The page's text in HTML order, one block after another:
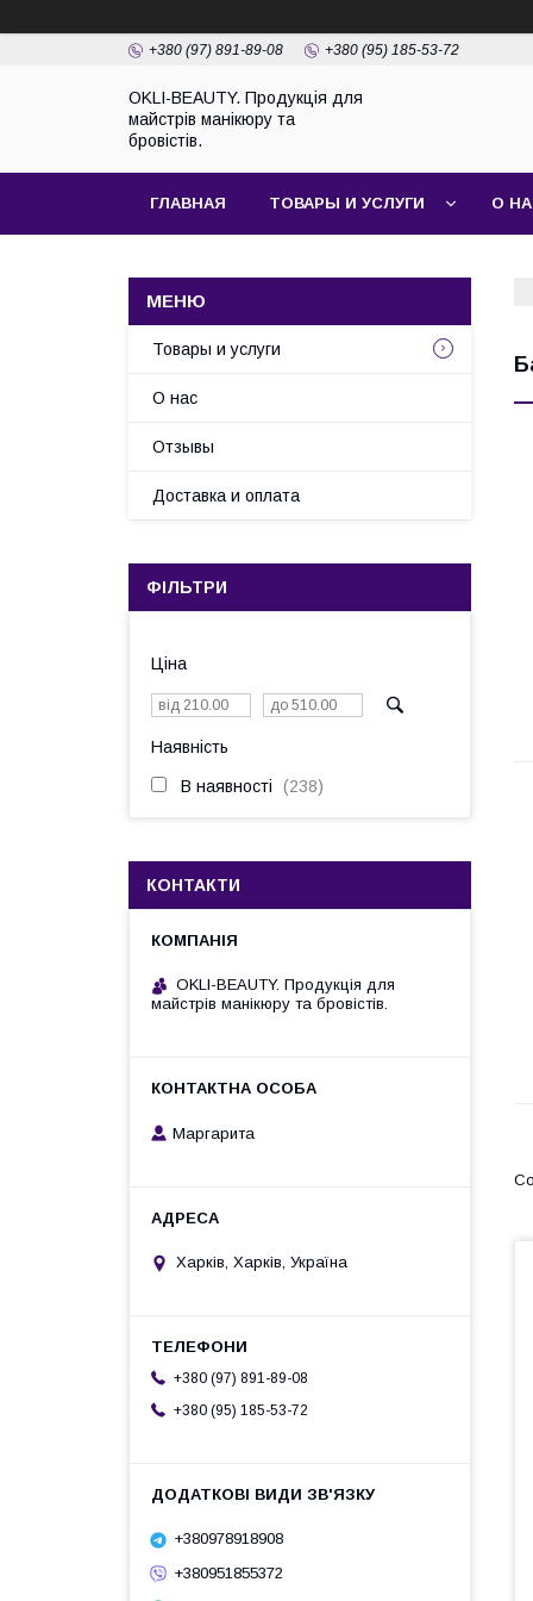
+380 (97) 891-89-08 +380 (95) 185-53-72
OKLI-BEAUTY. Продукція для
майстрів манікюру та
бровістів.
ГЛАВНАЯ ТОВАРЫ И УСЛУГИ О
Товары и услуги
О нас
Отзывы
Доставка и оплата
ФІЛЬТРИ
Ціна
Наявність
В наявності 238
КОНТАКТИ
OKLI-BEAUTY. Продукція для
майстрів манікюру та бровістів.
Маргарита
Харків, Харків, Україна
+380 (97) 891-89-08
+380 (95) 185-53-72
+380978918908
+380951855372